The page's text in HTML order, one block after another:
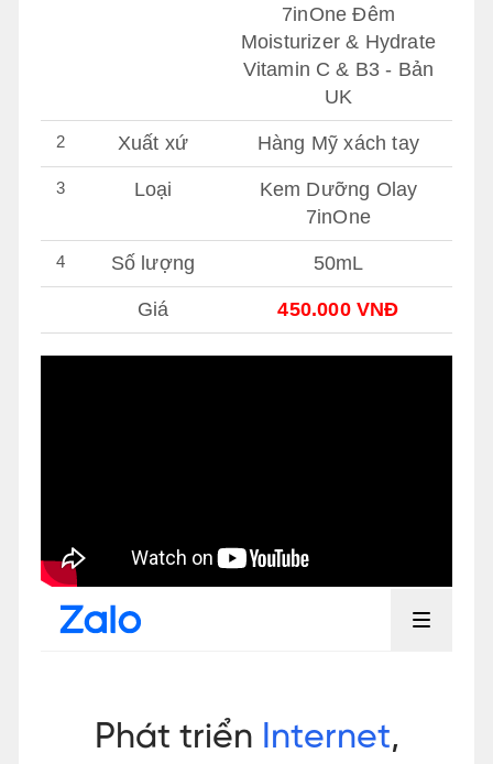
7inOne Đêm
Moisturizer & Hydrate
Vitamin C & B3 - Bản
UK
2 Xuất xứ Hàng Mỹ xách tay
3 Loại
Kem Dưỡng Olay
7inOne
4 Số lượng 50mL
Giá 450.000 VNĐ